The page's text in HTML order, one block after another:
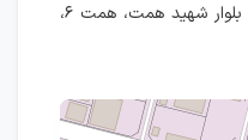
قم، شهرک صنعتی شکوهیه فاز ۲، بلوار شهید همت، همت ۶،